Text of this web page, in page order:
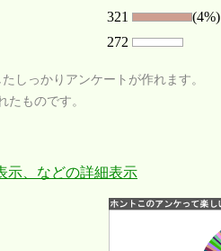
321
(4%)
272
しっかりアンケートが作れます。
ものです。
示、などの詳細表示